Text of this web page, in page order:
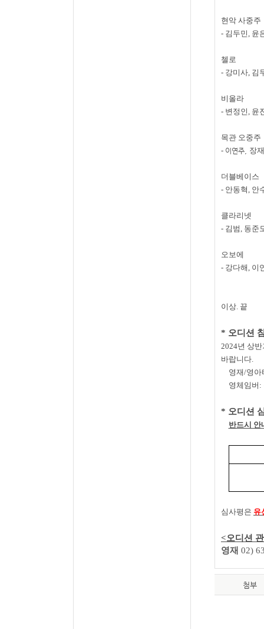
현악 사중주
- 김두민, 윤
첼로
- 강미사, 김
비올라
- 변정인, 윤
목관 오중주
- 이연주 장
더블베이스
- 안동혁, 안
클라리넷
- 김범, 동준
오보에
- 강다해, 이
이상. 끝
* 오디션
2024년 상
바랍니다.
영재/영
영체임버 :
* 오디션
반드시 안
심사평은 유
<오디션
영재 02)
첨부